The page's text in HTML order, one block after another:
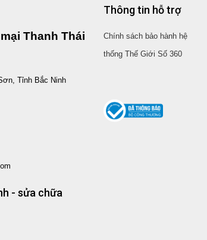
Thanh Thái
Tỉnh Bắc Ninh
- sửa chữa
Thông tin hỗ trợ
Chính sách bảo hành hệ
thống Thế Giới Số 360